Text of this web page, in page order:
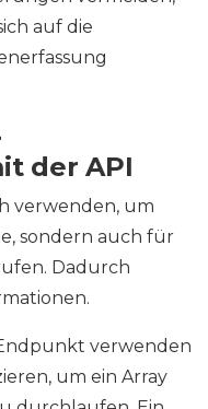
auf die
der API
verwenden, um
sondern auch für
Dadurch
verwenden
um ein Array